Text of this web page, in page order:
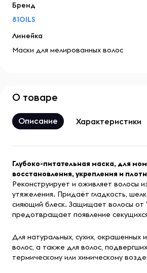
Бренд
81OILS
Линейка
Маски для мелированных волос
О товаре
Описание Характеристики
Глубоко-питательная маска, для
восстановления, укрепления и
Реконструирует и оживляет волосы
утяжеления. Придаёт гладкость,
сияющий блеск. Защищает волосы от
предотвращает появление
Для натуральных, сухих, окрашенных
волос, а также для волос,
термическому или химическому